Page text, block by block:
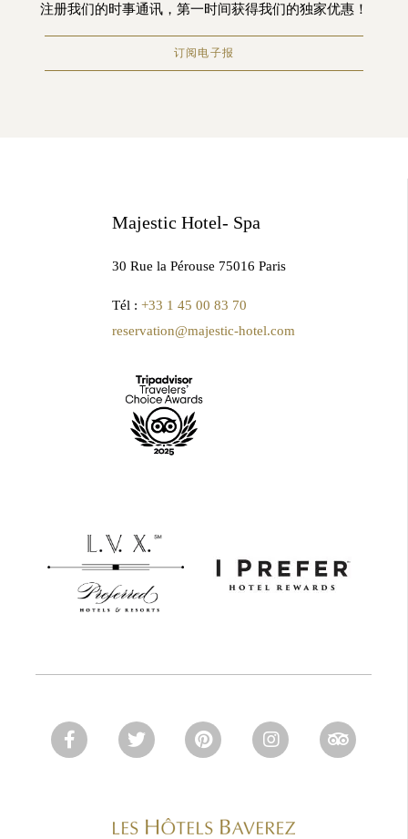
注册我们的时事通讯，第一时间获得我们的独家优惠！
订阅电子报
Majestic Hotel- Spa
30 Rue la Pérouse 75016 Paris
Tél : +33 1 45 00 83 70
reservation@majestic-hotel.com